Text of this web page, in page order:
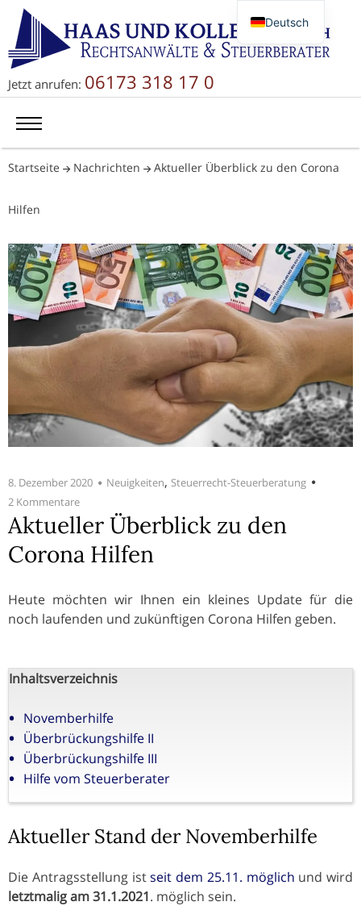
Jetzt anrufen: 06173 318 17 0
Startseite Nachrichten Aktueller Überblick zu den Corona
Hilfen
8. Dezember 2020 Neuigkeiten, Steuerrecht-Steuerberatung
2 Kommentare
Aktueller Überblick zu den
Corona Hilfen
Heute möchten wir Ihnen ein kleines Update für die
noch laufenden und zukünftigen Corona Hilfen geben.
Inhaltsverzeichnis
Novemberhilfe
Überbrückungshilfe II
Überbrückungshilfe III
Hilfe vom Steuerberater
Aktueller Stand der Novemberhilfe
Die Antragsstellung istseit dem 25.11. möglich und wird
letztmalig am 31.1.2021. möglich sein.
Deutsch
English
简体中文